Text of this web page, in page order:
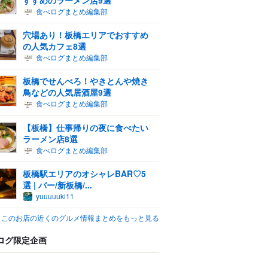
食べログまとめ編集部
穴場あり！板橋エリアでおすすめ
の人気カフェ8選
食べログまとめ編集部
板橋でせんべろ！やきとんや焼き
鳥などの人気居酒屋9選
食べログまとめ編集部
【板橋】仕事帰りの夜に食べたい
ラーメン店8選
食べログまとめ編集部
板橋駅エリアのオシャレBAR♡5
選 | バー/新板橋/...
yuuuuuki11
このお店の近くのグルメ情報まとめをもっと見る
グ限定企画